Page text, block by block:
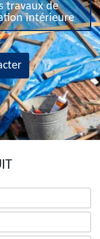
travaux de
intérieure